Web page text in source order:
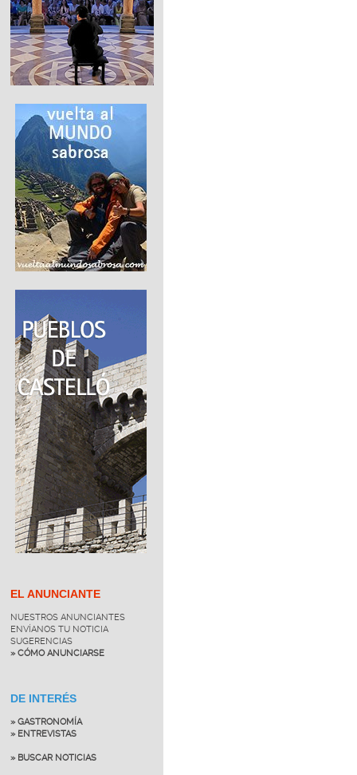
EL ANUNCIANTE
NUESTROS ANUNCIANTES
ENVÍANOS TU NOTICIA
SUGERENCIAS
» CÓMO ANUNCIARSE
DE INTERÉS
» GASTRONOMÍA
» ENTREVISTAS
» BUSCAR NOTICIAS